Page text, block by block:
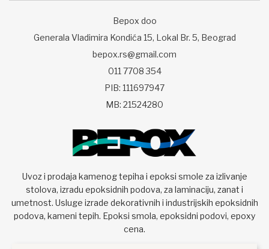
Bepox doo
Generala Vladimira Kondića 15, Lokal Br. 5, Beograd
bepox.rs@gmail.com
011 7708 354
PIB: 111697947
MB: 21524280
Uvoz i prodaja kamenog tepiha i epoksi smole za izlivanje
stolova, izradu epoksidnih podova, za laminaciju, zanat i
umetnost. Usluge izrade dekorativnih i industrijskih epoksidnih
podova, kameni tepih. Epoksi smola, epoksidni podovi, epoxy
cena.